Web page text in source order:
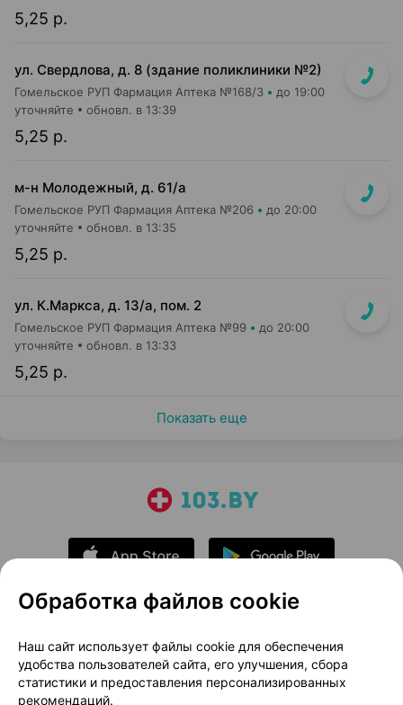
5,25 р.
ул. Свердлова, д. 8 (здание поликлиники №2)
Гомельское РУП Фармация Аптека №168/3 до 19:00
5,25 р.
уточняйте обновл. в 13:39
м-н Молодежный, д. 61/а
Гомельское РУП Фармация Аптека №206 до 20:00
5,25 р.
уточняйте обновл. в 13:35
ул. К.Маркса, д. 13/а, пом. 2
Гомельское РУП Фармация Аптека №99 до 20:00
5,25 р.
уточняйте обновл. в 13:33
Показать еще
О проекте
Новости проекта
Размещение рекламы
Медицинский маркетинг
Публичный договор
Доставка
Обработка файлов cookie
Наш сайт использует файлы cookie для обеспечения
удобства пользователей сайта, его улучшения, сбора
статистики и предоставления персонализированных
рекомендаций.